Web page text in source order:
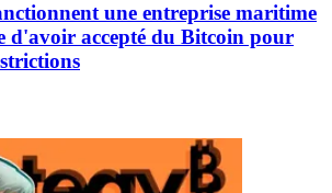
une entreprise maritime
d'avoir accepté du Bitcoin pour